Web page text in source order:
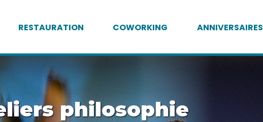
RESTAURATION COWORKING ANNIVERSAIRES
philosophie